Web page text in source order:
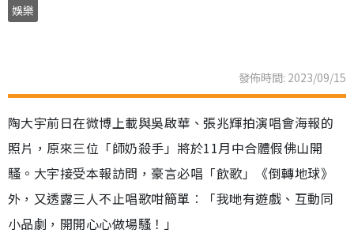
娛樂
發佈時間: 2023/09/15
陶大宇前日在微博上載與吳啟華、張兆輝拍演唱會海報的
照片，原來三位「師奶殺手」將於11月中合體假佛山開
騷。大宇接受本報訪問，豪言必唱「飲歌」《倒轉地球》
外，又透露三人不止唱歌咁簡單︰「我哋有遊戲、互動同
小品劇，開開心心做場騷！」